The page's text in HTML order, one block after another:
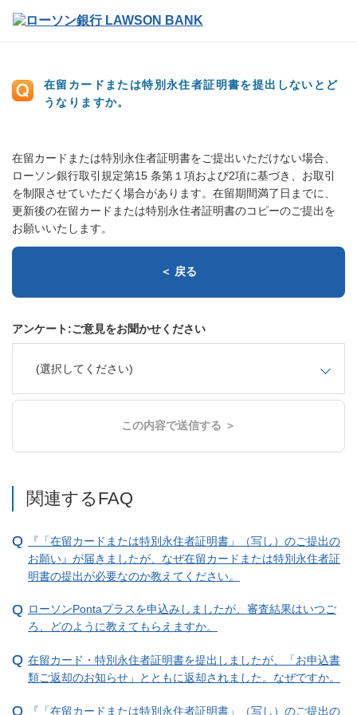
在留カードまたは特別永住者証明書を提出しないとど
うなりますか。
在留カードまたは特別永住者証明書をご提出いただけない場合、
ローソン銀行取引規定第15 条第１項および2項に基づき、お取引
を制限させていただく場合があります。在留期間満了日までに、
更新後の在留カードまたは特別永住者証明書のコピーのご提出を
お願いいたします。
＜ 戻る
アンケート:ご意見をお聞かせください
(選択してください)
この内容で送信する ＞
関連するFAQ
『「在留カードまたは特別永住者証明書」（写し）のご提出の
お願い』が届きましたが、なぜ在留カードまたは特別永住者証
明書の提出が必要なのか教えてください。
ローソンPontaプラスを申込みしましたが、審査結果はいつご
ろ、どのように教えてもらえますか。
在留カード・特別永住者証明書を提出しましたが、「お申込書
類ご返却のお知らせ」とともに返却されました。なぜですか。
『「在留カードまたは特別永住者証明書」（写し）のご提出の